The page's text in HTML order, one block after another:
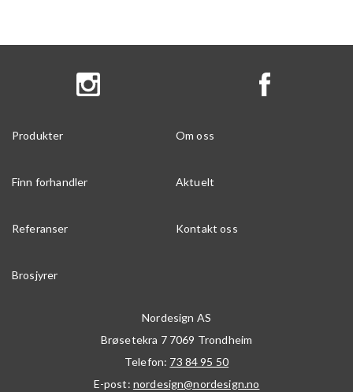
Produkter Om oss
Finn forhandler Aktuelt
Referanser Kontakt oss
Brosjyrer
Nordesign AS
Brøsetekra 7 7069 Trondheim
Telefon: 73 84 95 50
E-post: nordesign@nordesign.no